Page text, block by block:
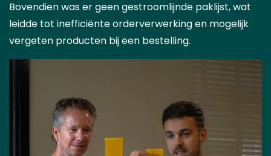
Bovendien was er geen gestroomlijnde paklijst, wat
leidde tot inefficiënte orderverwerking en mogelijk
vergeten producten bij een bestelling.